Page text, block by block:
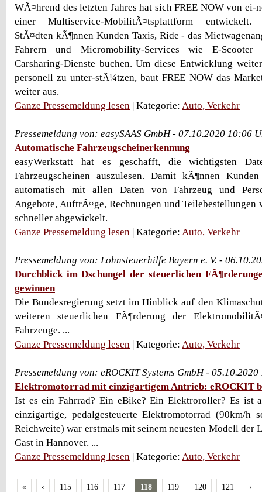
WÃ¤hrend des letzten Jahres hat sich FREE NOW von ei-
einer Multiservice-MobilitÃ¤tsplattform entwickelt.
StÃ¤dten kÃ¶nnen Kunden Taxis, Ride - das
Fahrern und Micromobility-Services wie E-
Carsharing-Dienste buchen. Um diese Entwicklung
personell zu unter-stÃ¼tzen, baut FREE NOW das
weiter aus.
Ganze Pressemeldung lesen | Kategorie: Auto, Verkehr
Pressemeldung von: easySAAS GmbH - 07.10.2020 10:06
Automatische Fahrzeugscheinerkennung
easyWerkstatt hat es geschafft, die wichtigsten
Fahrzeugscheinen auszulesen. Damit kÃ¶nnen
automatisch mit allen Daten von Fahrzeug und
Angebote, AuftrÃ¤ge, Rechnungen und Teilebestellungen
schneller abgewickelt.
Ganze Pressemeldung lesen | Kategorie: Auto, Verkehr
Pressemeldung von: Lohnsteuerhilfe Bayern e. V. -
Durchblick im Dschungel der steuerlichen
gewinnen
Die Bundesregierung setzt im Hinblick auf den
weiteren steuerlichen FÃ¶rderung der
Fahrzeuge. ...
Ganze Pressemeldung lesen | Kategorie: Auto, Verkehr
Pressemeldung von: eROCKIT Systems GmbH -
Elektromotorrad mit einzigartigem Antrieb: eROCKIT
Ist es ein Fahrrad? Ein eBike? Ein Elektroroller? Es ist
einzigartige, pedalgesteuerte Elektromotorrad (90km/h
Reichweite) war erstmals mit seinem neuesten Modell der
Gast in Hannover. ...
Ganze Pressemeldung lesen | Kategorie: Auto, Verkehr
« ‹ 115 116 117 118 119 120 121 ›